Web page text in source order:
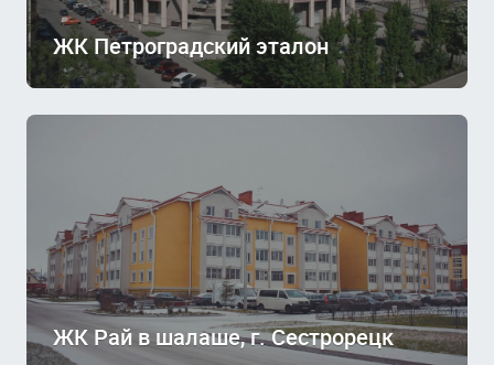
ЖК Петроградский эталон
ЖК Рай в шалаше, г. Сестрорецк